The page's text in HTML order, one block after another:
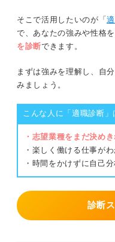
そこで活用したいのが「
で、あなたの強みや性格
を診断できます。
まずは強みを理解し、自
みましょう。
こんな人に「適職診断」
・志望業種をまだ決め
・楽しく働ける仕事が
・時間をかけずに自己
診断